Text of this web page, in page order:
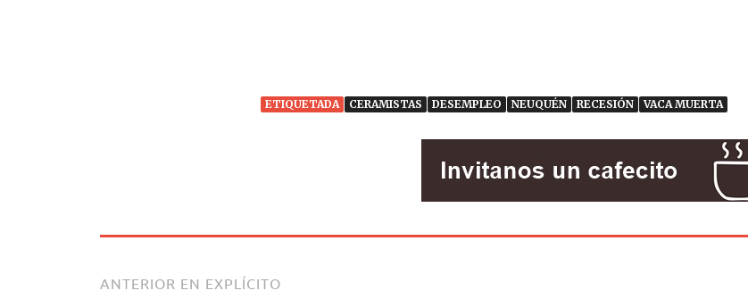
ETIQUETADA CERAMISTAS DESEMPLEO NEUQUÉN RECESIÓN VACA MUERTA
ANTERIOR EN EXPLÍCITO